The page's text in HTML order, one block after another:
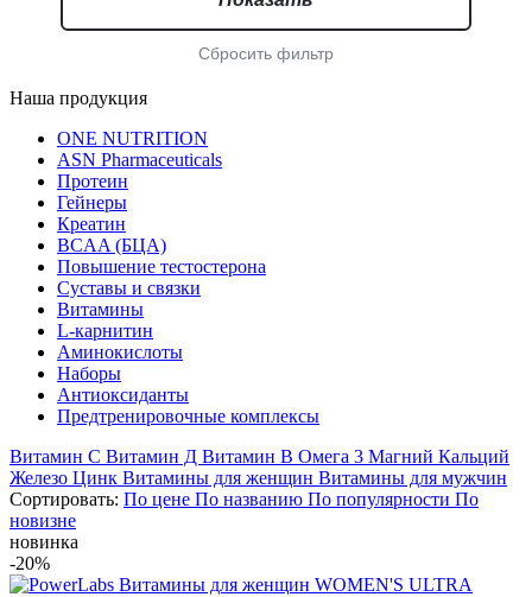
Наша продукция
ONE NUTRITION
ASN Pharmaceuticals
Протеин
Гейнеры
Креатин
BCAA (БЦА)
Повышение тестостерона
Суставы и связки
Витамины
L-карнитин
Аминокислоты
Наборы
Антиоксиданты
Предтренировочные комплексы
Витамин C Витамин Д Витамин B Омега 3 Магний Кальций
Железо Цинк Витамины для женщин Витамины для мужчин
Сортировать: По цене По названию По популярности По
новизне
новинка
-20%